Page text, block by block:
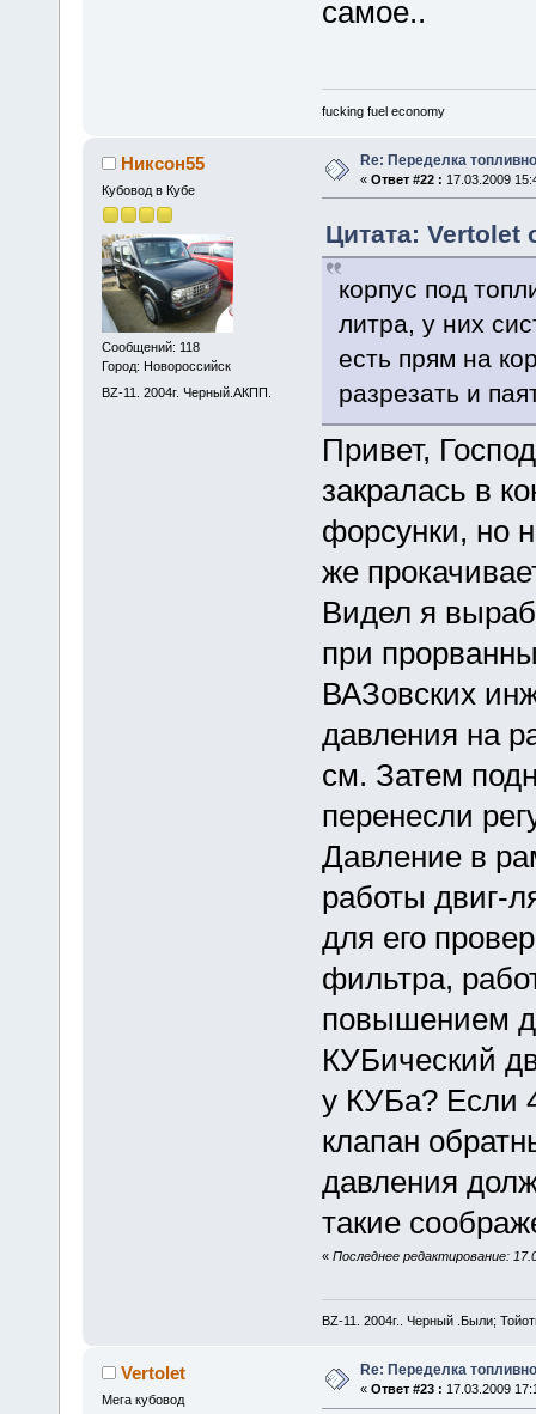
самое..
fucking fuel economy
Никсон55
Кубовод в Кубе
Сообщений: 118
Город: Новороссийск
BZ-11. 2004г. Черный.АКПП.
Re: Переделка
« Ответ #22 : 17.03.2009
Цитата: Vertolet
корпус под
литра, у них
есть прям на
разрезать и
Привет,
закралась в
форсунки, но
же
Видел я
при
ВАЗовских
давления на
см. Затем
перенесли
Давление в
работы двиг-
для его
фильтра,
повышением
КУБический
у КУБа? Если
клапан
давления
такие
« Последнее редактирование:
BZ-11. 2004г.. Черный .Были;
Vertolet
Мега кубовод
Re: Переделка
« Ответ #23 : 17.03.2009